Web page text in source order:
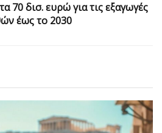
70 δισ. ευρώ για τις εξαγωγές
έως το 2030